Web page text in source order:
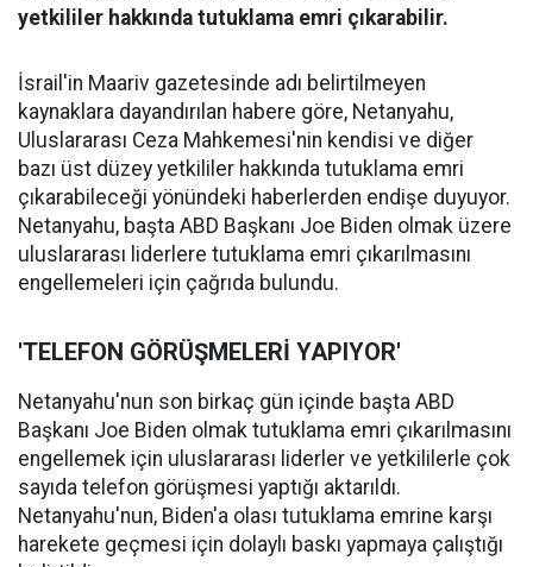
yetkililer hakkında tutuklama emri çıkarabilir.
İsrail'in Maariv gazetesinde adı belirtilmeyen
kaynaklara dayandırılan habere göre, Netanyahu,
Uluslararası Ceza Mahkemesi'nin kendisi ve diğer
bazı üst düzey yetkililer hakkında tutuklama emri
çıkarabileceği yönündeki haberlerden endişe duyuyor.
Netanyahu, başta ABD Başkanı Joe Biden olmak üzere
uluslararası liderlere tutuklama emri çıkarılmasını
engellemeleri için çağrıda bulundu.
'TELEFON GÖRÜŞMELERİ YAPIYOR'
Netanyahu'nun son birkaç gün içinde başta ABD
Başkanı Joe Biden olmak tutuklama emri çıkarılmasını
engellemek için uluslararası liderler ve yetkililerle çok
sayıda telefon görüşmesi yaptığı aktarıldı.
Netanyahu'nun, Biden'a olası tutuklama emrine karşı
harekete geçmesi için dolaylı baskı yapmaya çalıştığı